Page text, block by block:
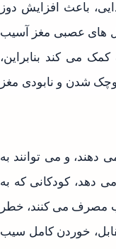
باعث افزایش دوز
های عصبی مغز آسیب
می کند بنابراین،
شدن و نابودی مغز
دهند، و می توانند به
دهد، کودکانی که به
مصرف می کنند، خطر
خوردن کامل سیب